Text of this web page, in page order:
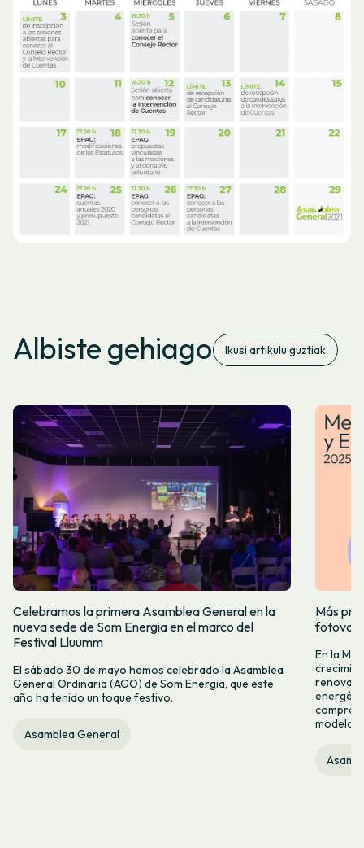
Albiste gehiago Ikusi artikulu guztiak
Celebramos la primera Asamblea General en la
nueva sede de Som Energia en el marco del
Festival Lluumm
El sábado 30 de mayo hemos celebrado la Asamblea
General Ordinaria (AGO) de Som Energia, que este
año ha tenido un toque festivo.
Asamblea General
Más
En la
modelo